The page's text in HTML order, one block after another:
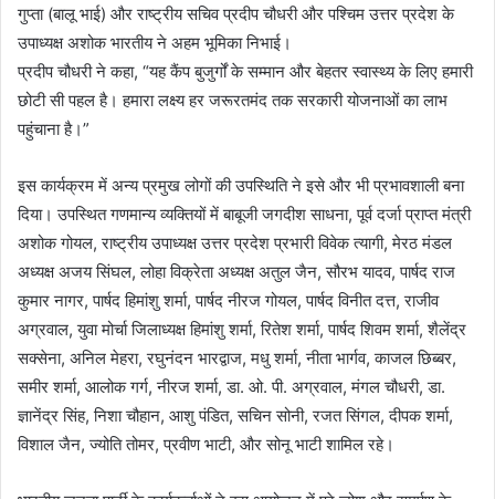
गुप्ता (बालू भाई) और राष्ट्रीय सचिव प्रदीप चौधरी और पश्चिम उत्तर प्रदेश के
उपाध्यक्ष अशोक भारतीय ने अहम भूमिका निभाई।
प्रदीप चौधरी ने कहा, “यह कैंप बुजुर्गों के सम्मान और बेहतर स्वास्थ्य के लिए हमारी
छोटी सी पहल है। हमारा लक्ष्य हर जरूरतमंद तक सरकारी योजनाओं का लाभ
पहुंचाना है।”
इस कार्यक्रम में अन्य प्रमुख लोगों की उपस्थिति ने इसे और भी प्रभावशाली बना
दिया। उपस्थित गणमान्य व्यक्तियों में बाबूजी जगदीश साधना, पूर्व दर्जा प्राप्त मंत्री
अशोक गोयल, राष्ट्रीय उपाध्यक्ष उत्तर प्रदेश प्रभारी विवेक त्यागी, मेरठ मंडल
अध्यक्ष अजय सिंघल, लोहा विक्रेता अध्यक्ष अतुल जैन, सौरभ यादव, पार्षद राज
कुमार नागर, पार्षद हिमांशु शर्मा, पार्षद नीरज गोयल, पार्षद विनीत दत्त, राजीव
अग्रवाल, युवा मोर्चा जिलाध्यक्ष हिमांशु शर्मा, रितेश शर्मा, पार्षद शिवम शर्मा, शैलेंद्र
सक्सेना, अनिल मेहरा, रघुनंदन भारद्वाज, मधु शर्मा, नीता भार्गव, काजल छिब्बर,
समीर शर्मा, आलोक गर्ग, नीरज शर्मा, डा. ओ. पी. अग्रवाल, मंगल चौधरी, डा.
ज्ञानेंद्र सिंह, निशा चौहान, आशु पंडित, सचिन सोनी, रजत सिंगल, दीपक शर्मा,
विशाल जैन, ज्योति तोमर, प्रवीण भाटी, और सोनू भाटी शामिल रहे।